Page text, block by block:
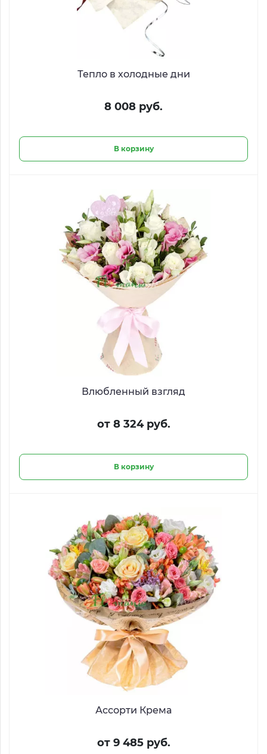
Тепло в холодные дни
8 008 руб.
В корзину
Влюбленный взгляд
от 8 324 руб.
В корзину
Ассорти Крема
от 9 485 руб.